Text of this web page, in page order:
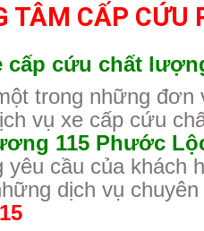
TÂM CẤP CỨU
cấp cứu chất
trong những đơn
vụ xe cấp cứu
115 Phước
yêu cầu của khách
dịch vụ chuyên